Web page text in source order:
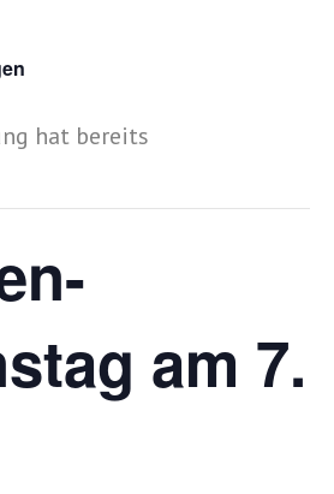
hat bereits
am 7.